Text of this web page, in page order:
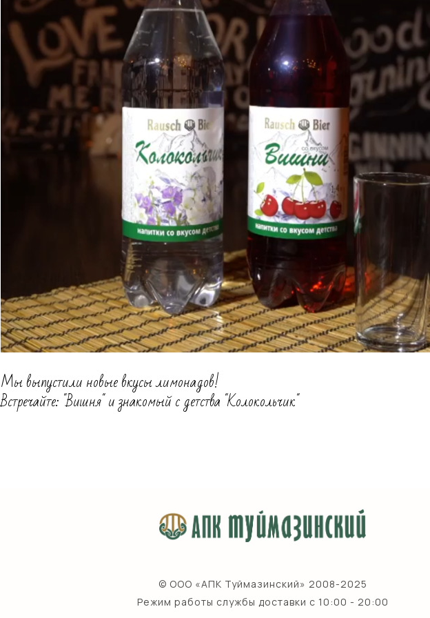
Мы выпустили новые вкусы лимонадов!
Встречайте: "Вишня" и знакомый с детства "Колокольчик"
© ООО «АПК Туймазинский» 2008-2025
Режим работы службы доставки с 10:00 - 20:00